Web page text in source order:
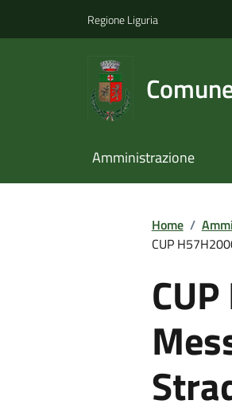
Regione Liguria
Amministrazione
Home /
CUP